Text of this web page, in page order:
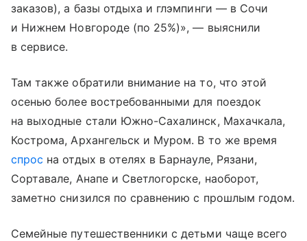
заказов), а базы отдыха и глэмпинги — в Сочи
и Нижнем Новгороде (по 25%)», — выяснили
в сервисе.
Там также обратили внимание на то, что этой
осенью более востребованными для поездок
на выходные стали Южно-Сахалинск, Махачкала,
Кострома, Архангельск и Муром. В то же время
спрос на отдых в отелях в Барнауле, Рязани,
Сортавале, Анапе и Светлогорске, наоборот,
заметно снизился по сравнению с прошлым годом.
Семейные путешественники с детьми чаще всего